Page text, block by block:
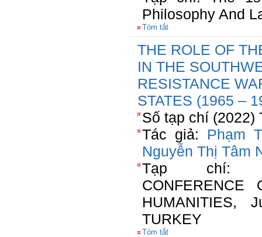
Philosophy And
Tóm tắt
THE ROLE OF
IN THE
RESISTANCE
STATES (1965 –
Số tạp chí (2022)
Tác giả: Phạm
Nguyễn Thị Tâm
Tạp chí:
HUMANITIES,
TURKEY
Tóm tắt